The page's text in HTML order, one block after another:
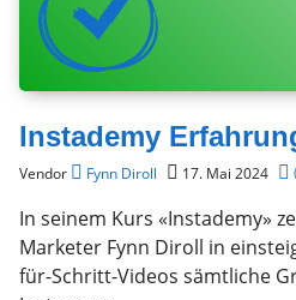
Instademy
Vendor Fynn Diroll 17. Mai 2024
In seinem Kurs «Instademy»
Marketer Fynn Diroll in
für-Schritt-Videos sämtliche